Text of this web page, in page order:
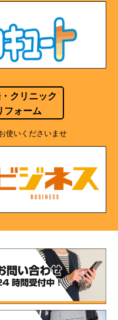
クリニック
フォーム
使いくださいませ